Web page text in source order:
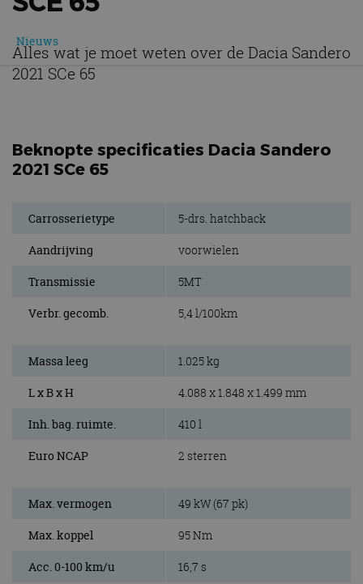
Nieuws
Alles wat je moet weten over de Dacia Sandero
2021 SCe 65
Beknopte specificaties Dacia Sandero
2021 SCe 65
Carrosserietype 5-drs. hatchback
Aandrijving voorwielen
Transmissie 5MT
Verbr. gecomb. 5,4 l/100km
Massa leeg 1.025 kg
L x B x H 4.088 x 1.848 x 1.499 mm
Inh. bag. ruimte. 410 l
Euro NCAP 2 sterren
Max. vermogen 49 kW (67 pk)
Max. koppel 95 Nm
Acc. 0-100 km/u 16,7 s